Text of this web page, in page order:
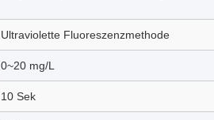
Ultraviolette Fluoreszenzmethode
0~20 mg/L
10 Sek